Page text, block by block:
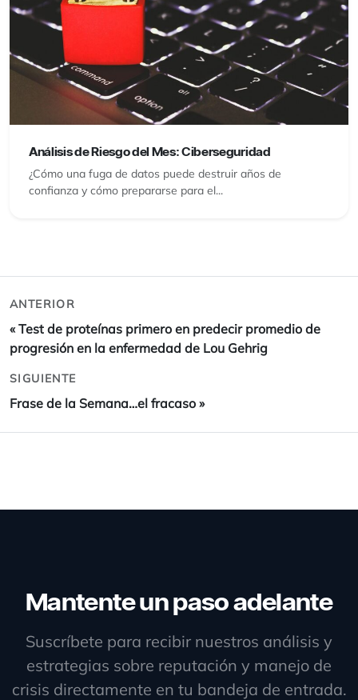
Análisis de Riesgo del Mes: Ciberseguridad
¿Cómo una fuga de datos puede destruir años de
confianza y cómo prepararse para el...
ANTERIOR
«Test de proteínas primero en predecir promedio de
progresión en la enfermedad de Lou Gehrig
SIGUIENTE
Frase de la Semana…el fracaso »
Mantente un paso adelante
Suscríbete para recibir nuestros análisis y
estrategias sobre reputación y manejo de
crisis directamente en tu bandeja de entrada.